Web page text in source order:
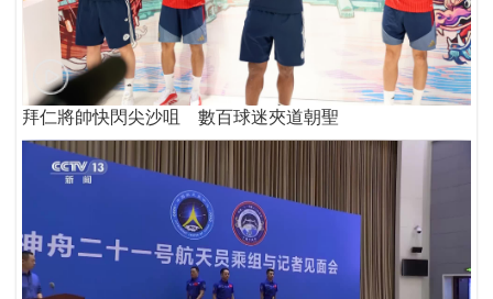
拜仁將帥快閃尖沙咀 數百球迷夾道朝聖